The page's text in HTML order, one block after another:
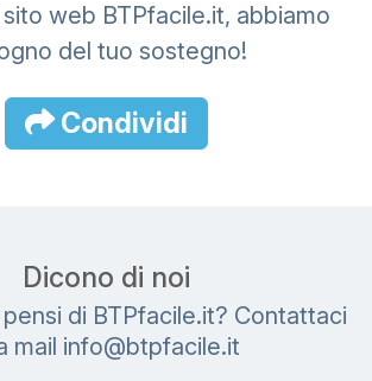
web BTPfacile.it, abbiamo
del tuo sostegno!
Condividi
Dicono di noi
di BTPfacile.it? Contattaci
mail info@btpfacile.it